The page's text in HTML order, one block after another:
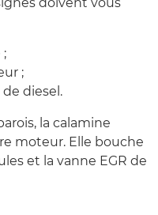
;
;
diesel.
la calamine
moteur. Elle bouche
et la vanne EGR de